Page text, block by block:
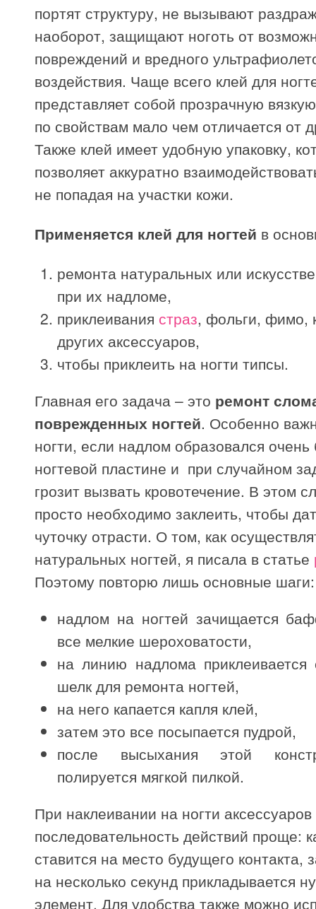
портят структуру, не вызывают
наоборот, защищают ноготь от
повреждений и вредного
воздействия. Чаще всего клей для
представляет собой прозрачную
по свойствам мало чем отличается от
Также клей имеет удобную упаковку,
позволяет аккуратно
не попадая на участки кожи.
Применяется клей для ногтей в
ремонта натуральных или
при их надломе,
приклеивания страз, фольги, фимо,
других аксессуаров,
чтобы приклеить на ногти типсы.
Главная его задача – это ремонт
поврежденных ногтей. Особенно
ногти, если надлом образовался очень
ногтевой пластине и при случайном
грозит вызвать кровотечение. В этом
просто необходимо заклеить, чтобы
чуточку отрасти. О том, как
натуральных ногтей, я писала в статье
Поэтому повторю лишь основные шаги:
надлом на ногтей зачищается
все мелкие шероховатости,
на линию надлома приклеивается
шелк для ремонта ногтей,
на него капается капля клей,
затем это все посыпается пудрой,
после высыхания этой
полируется мягкой пилкой.
При наклеивании на ногти аксессуаров
последовательность действий проще:
ставится на место будущего контакта,
на несколько секунд прикладывается
элемент. Для удобства также можно